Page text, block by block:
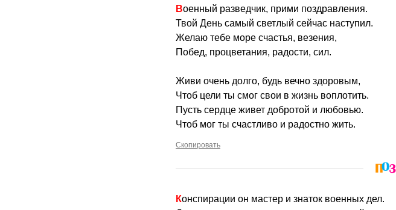
Военный разведчик, прими поздравления.
Твой День самый светлый сейчас наступил.
Желаю тебе море счастья, везения,
Побед, процветания, радости, сил.
Живи очень долго, будь вечно здоровым,
Чтоб цели ты смог свои в жизнь воплотить.
Пусть сердце живет добротой и любовью.
Чтоб мог ты счастливо и радостно жить.
Скопировать
Конспирации он мастер и знаток военных дел.